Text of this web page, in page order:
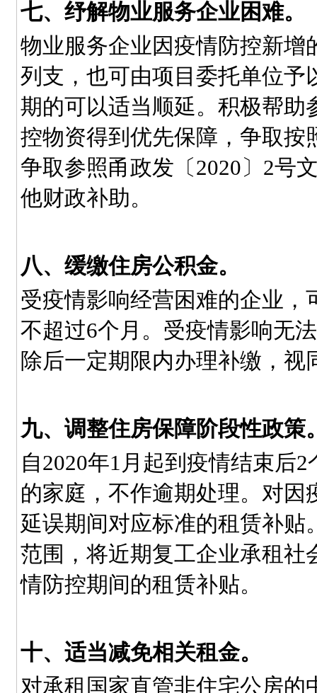
七、纾解物业服务企业困难。
物业服务企业因疫情防控新增
列支，也可由项目委托单位予
期的可以适当顺延。积极帮助
控物资得到优先保障，争取按
争取参照甬政发〔2020〕2号
他财政补助。
八、缓缴住房公积金。
受疫情影响经营困难的企业
不超过6个月。受疫情影响无
除后一定期限内办理补缴，视
九、调整住房保障阶段性政策
自2020年1月起到疫情结束后
的家庭，不作逾期处理。对
延误期间对应标准的租赁补
范围，将近期复工企业承租社
情防控期间的租赁补贴。
十、适当减免相关租金。
对承租国家直管非住宅公房的